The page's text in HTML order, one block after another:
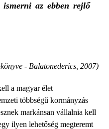
az ebben rejlő
- Balatonederics, 2007)
a magyar élet
többségű kormányzás
markánsan vállalnia kell
ilyen lehetőség megteremt